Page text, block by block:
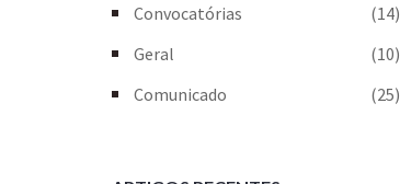
Convocatórias
(14)
Geral
(10)
Comunicado
(25)